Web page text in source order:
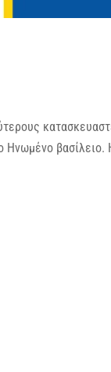
Ηνωμένο βασίλειο.